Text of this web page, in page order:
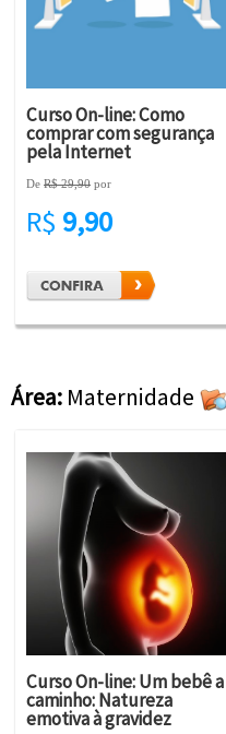
Curso On-line: Como
comprar com segurança
pela Internet
De R$ 29,90 por
R$ 9,90
Área: Maternidade
Curso On-line: Um bebê a
caminho: Natureza
emotiva à gravidez